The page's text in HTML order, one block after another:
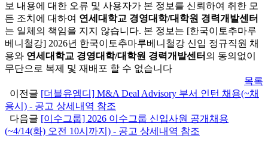
보 내용에 대한 오류 및 사용자가 본 정보를 신뢰하여 취한 모
든 조치에 대하여 연세대학교 경영대학/대학원 경력개발센터
는 일체의 책임을 지지 않습니다. 본 정보는 [한국이토추마루
베니철강] 2026년 한국이토추마루베니철강 신입 정규직원 채
용와 연세대학교 경영대학/대학원 경력개발센터 의 동의없이
무단으로 복제 및 재배포 할 수 없습니다
목록
이전글 [더블유엠디] M&A Deal Advisory 부서 인턴 채용(~채
용시) - 공고 상세내역 참조
다음글 [이수그룹] 2026 이수그룹 신입사원 공개채용
(~4/14(화) 오전 10시까지) - 공고 상세내역 참조